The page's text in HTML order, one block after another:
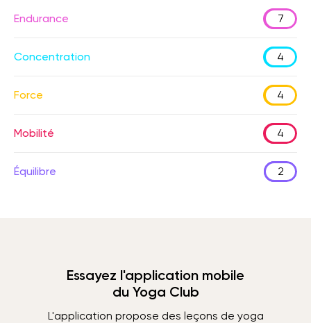
Endurance 7
Concentration 4
Force 4
Mobilité 4
Équilibre 2
Essayez l'application mobile
du Yoga Club
L'application propose des leçons de yoga